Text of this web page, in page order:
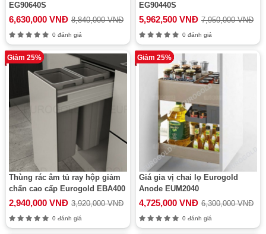
EG90640S
6,630,000 VNĐ 8,840,000 VNĐ
0 đánh giá
EG90440S
5,962,500 VNĐ 7,950,000 VNĐ
0 đánh giá
Giảm 25%
Thùng rác âm tủ ray hộp giảm
chấn cao cấp Eurogold EBA400
2,940,000 VNĐ 3,920,000 VNĐ
0 đánh giá
Giảm 25%
Giá gia vị chai lọ Eurogold
Anode EUM2040
4,725,000 VNĐ 6,300,000 VNĐ
0 đánh giá